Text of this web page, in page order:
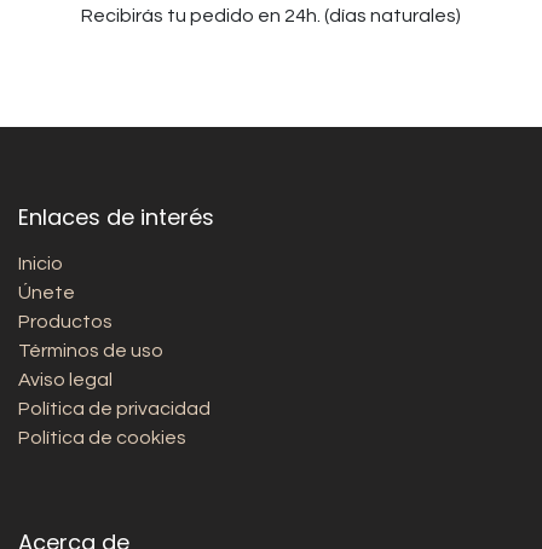
Recibirás tu pedido en 24h. (días naturales)
Enlaces de interés
Inicio
Únete
Productos
Términos de uso
Aviso legal
Política de privacidad
Política de cookies
Acerca de